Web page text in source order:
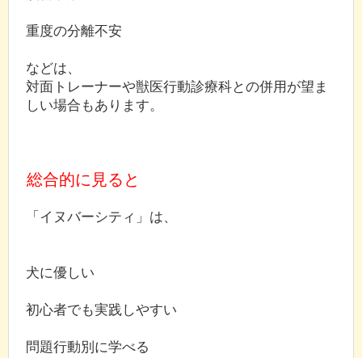
重度の分離不安
などは、
対面トレーナーや獣医行動診療科との併用が望ま
しい場合もあります。
総合的に見ると
「イヌバーシティ」は、
犬に優しい
初心者でも実践しやすい
問題行動別に学べる